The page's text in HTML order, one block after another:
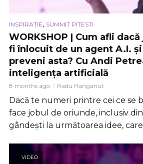
INSPIRAȚIE, SUMMIT PITESTI
WORKSHOP | Cum afli
fi înlocuit de un agent A.I.
preveni asta? Cu Andi
inteligența artificială
8 months ago Radu Hanganut
Dacă te numeri printre cei ce se
face jobul de oriunde, inclusiv
gândești la următoarea idee, care
VIDEO